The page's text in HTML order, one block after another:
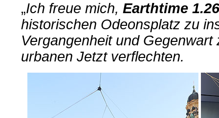
„Ich freue mich, Earthtime
historischen Odeonsplatz zu
Vergangenheit und
urbanen Jetzt verflechten.